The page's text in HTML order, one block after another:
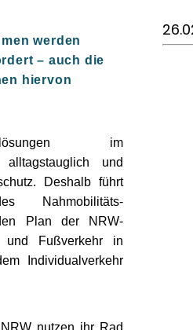
werden
– auch die
hiervon
im
alltagstauglich und
Deshalb führt
Plan der NRW-
Fußverkehr in
Individualverkehr
nutzen ihr Rad